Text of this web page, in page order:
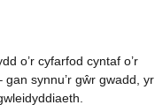
o’r cyfarfod cyntaf o’r
synnu’r gŵr gwadd, yr